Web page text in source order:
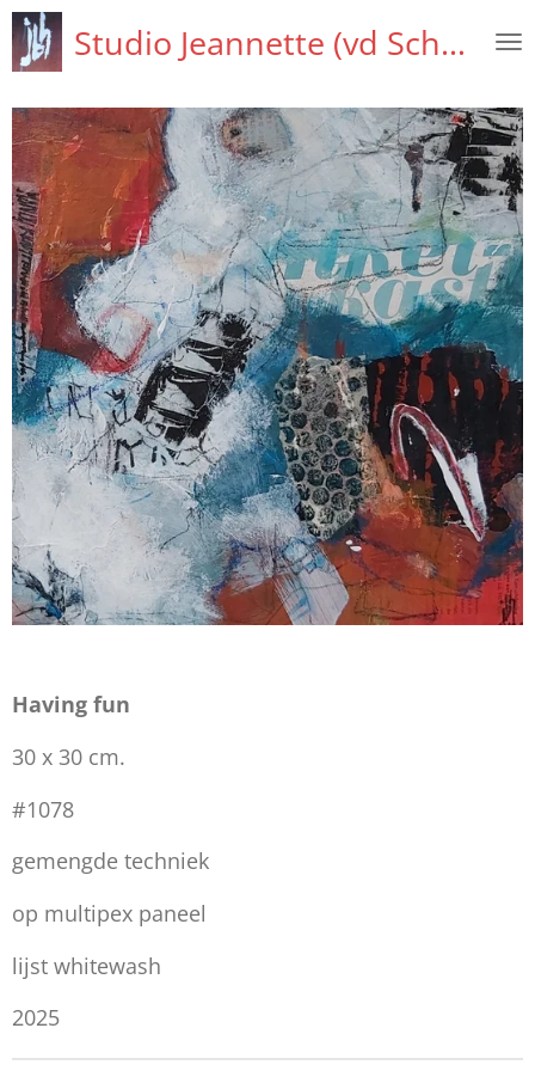
Ga
direct
de
hoofdinhoud
Studio Jeannette (vd Schaaf)
Having fun
30 x 30 cm.
#1078
gemengde techniek
op multipex paneel
lijst whitewash
2025